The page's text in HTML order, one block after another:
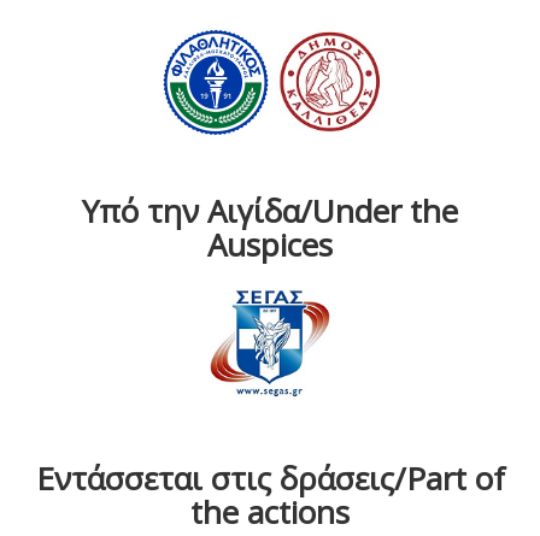
Υπό την Αιγίδα/Under the
Auspices
Εντάσσεται στις δράσεις/Part of
the actions